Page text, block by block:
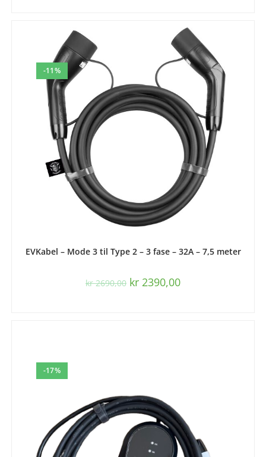
-11%
EVKabel – Mode 3 til Type 2 – 3 fase – 32A – 7,5 meter
kr2690,00 kr 2390,00
-17%